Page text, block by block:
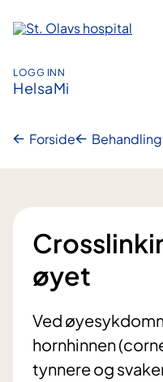
innhold
LOGG INN
HelsaMi
Forside
øyet
Ved
hornhinnen
tynnere og